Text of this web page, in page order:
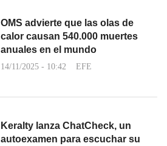
OMS advierte que las olas de
calor causan 540.000 muertes
anuales en el mundo
14/11/2025 - 10:42 EFE
Keralty lanza ChatCheck, un
autoexamen para escuchar su